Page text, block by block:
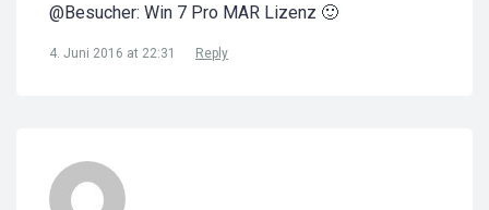
@Besucher: Win 7 Pro MAR Lizenz 🙂
4. Juni 2016 at 22:31 Reply